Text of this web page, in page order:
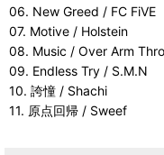
06. New Greed / FC FiVE
07. Motive / Holstein
08. Music / Over Arm
09. Endless Try / S.M.N
10. 誇憧 / Shachi
11. 原点回帰 / Sweef